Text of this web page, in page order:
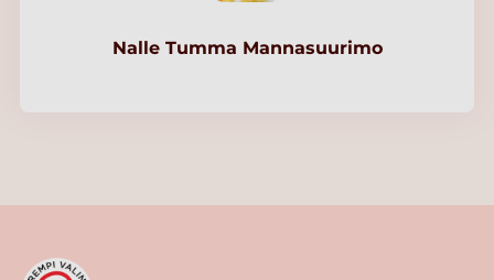
Nalle Tumma Mannasuurimo